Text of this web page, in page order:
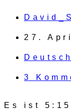
27.
Deutsch
3
Es ist